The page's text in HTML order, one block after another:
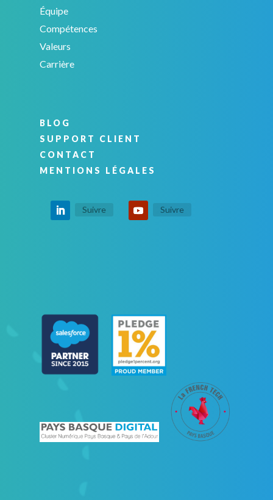
Équipe
Compétences
Valeurs
Carrière
BLOG
SUPPORT CLIENT
CONTACT
MENTIONS LÉGALES
Suivre Suivre